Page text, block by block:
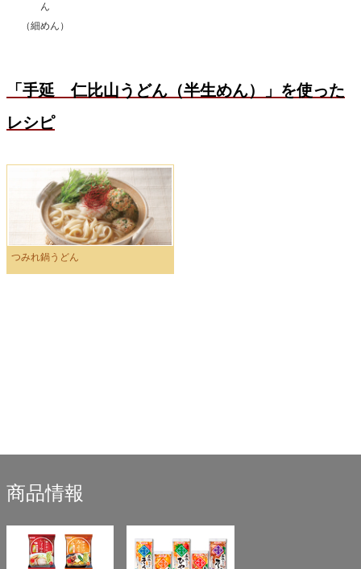
ん
（細めん）
「手延 仁比山うどん（半生めん）」を使った
レシピ
つみれ鍋うどん
商品情報